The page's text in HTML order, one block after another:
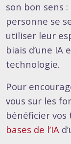
son bon sens
personne se
utiliser leur
biais d’une
technologie.
Pour
vous sur les
bénéficier
bases de l’IA